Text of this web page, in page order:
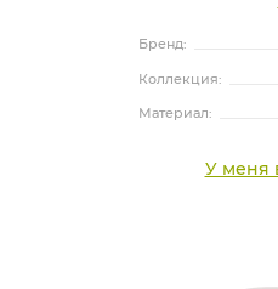
Бренд:
Коллекция:
Материал:
У меня